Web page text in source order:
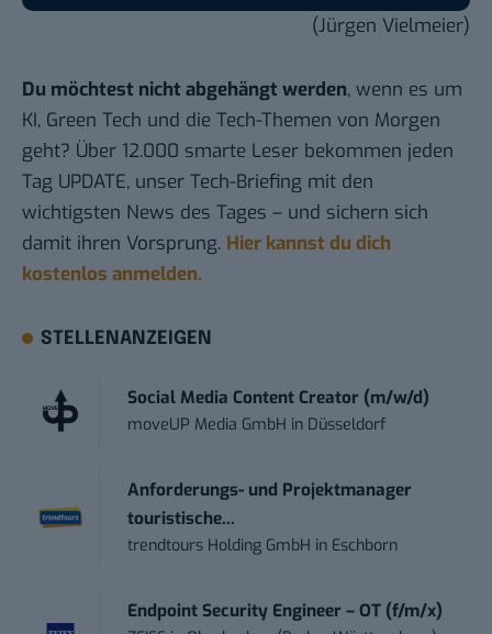
(Jürgen Vielmeier)
Du möchtest nicht abgehängt werden, wenn es um
KI, Green Tech und die Tech-Themen von Morgen
geht? Über 12.000 smarte Leser bekommen jeden
Tag UPDATE, unser Tech-Briefing mit den
wichtigsten News des Tages – und sichern sich
damit ihren Vorsprung. Hier kannst du dich
kostenlos anmelden.
STELLENANZEIGEN
Social Media Content Creator (m/w/d)
moveUP Media GmbH in Düsseldorf
Anforderungs- und Projektmanager
touristische...
trendtours Holding GmbH in Eschborn
Endpoint Security Engineer – OT (f/m/x)